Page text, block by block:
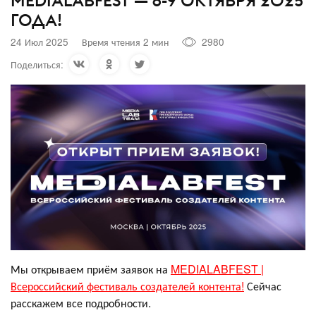
ГОДА!
24 Июл 2025 Время чтения 2 мин
2980
Поделиться:
Мы открываем приём заявок на MEDIALABFEST |
Всероссийский фестиваль создателей контента! Сейчас
расскажем все подробности.